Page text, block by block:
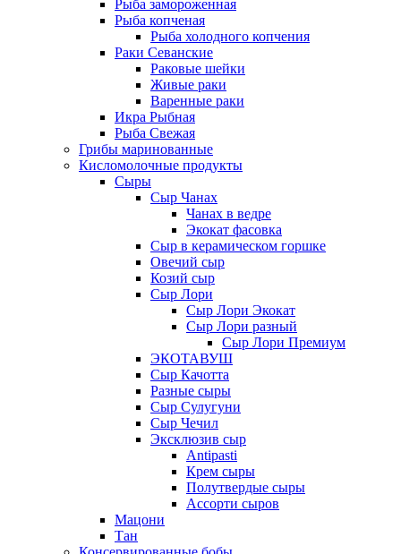
Рыба замороженная
Рыба копченая
Рыба холодного копчения
Раки Севанские
Раковые шейки
Живые раки
Варенные раки
Икра Рыбная
Рыба Свежая
Грибы маринованные
Кисломолочные продукты
Сыры
Сыр Чанах
Чанах в ведре
Экокат фасовка
Сыр в керамическом горшке
Овечий сыр
Козий сыр
Сыр Лори
Сыр Лори Экокат
Сыр Лори разный
Сыр Лори Премиум
ЭКОТАВУШ
Сыр Качотта
Разные сыры
Сыр Сулугуни
Сыр Чечил
Эксклюзив сыр
Antipasti
Крем сыры
Полутвердые сыры
Ассорти сыров
Мацони
Тан